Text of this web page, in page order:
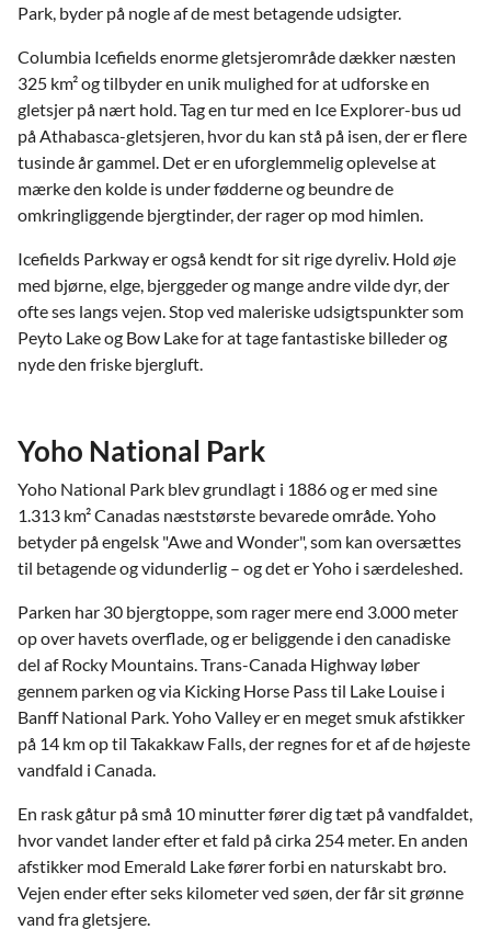
Park, byder på nogle af de mest betagende udsigter.
Columbia Icefields enorme gletsjerområde dækker næsten
325 km² og tilbyder en unik mulighed for at udforske en
gletsjer på nært hold. Tag en tur med en Ice Explorer-bus ud
på Athabasca-gletsjeren, hvor du kan stå på isen, der er flere
tusinde år gammel. Det er en uforglemmelig oplevelse at
mærke den kolde is under fødderne og beundre de
omkringliggende bjergtinder, der rager op mod himlen.
Icefields Parkway er også kendt for sit rige dyreliv. Hold øje
med bjørne, elge, bjerggeder og mange andre vilde dyr, der
ofte ses langs vejen. Stop ved maleriske udsigtspunkter som
Peyto Lake og Bow Lake for at tage fantastiske billeder og
nyde den friske bjergluft.
Yoho National Park
Yoho National Park blev grundlagt i 1886 og er med sine
1.313 km² Canadas næststørste bevarede område. Yoho
betyder på engelsk "Awe and Wonder", som kan oversættes
til betagende og vidunderlig – og det er Yoho i særdeleshed.
Parken har 30 bjergtoppe, som rager mere end 3.000 meter
op over havets overflade, og er beliggende i den canadiske
del af Rocky Mountains. Trans-Canada Highway løber
gennem parken og via Kicking Horse Pass til Lake Louise i
Banff National Park. Yoho Valley er en meget smuk afstikker
på 14 km op til Takakkaw Falls, der regnes for et af de højeste
vandfald i Canada.
En rask gåtur på små 10 minutter fører dig tæt på vandfaldet,
hvor vandet lander efter et fald på cirka 254 meter. En anden
afstikker mod Emerald Lake fører forbi en naturskabt bro.
Vejen ender efter seks kilometer ved søen, der får sit grønne
vand fra gletsjere.